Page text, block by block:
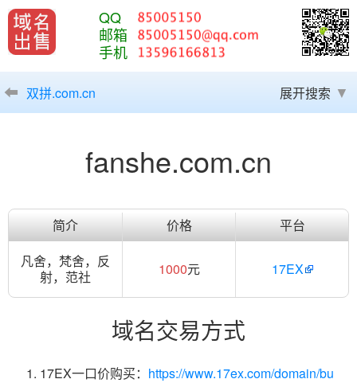
QQ
邮箱
手机
双拼.com.cn 展开搜索
fanshe.com.cn
简介 价格
平台
凡舍，梵舍，反
射，范社
1000元 17EX
域名交易方式
17EX一口价购买： https://www.17ex.com/domain/bu